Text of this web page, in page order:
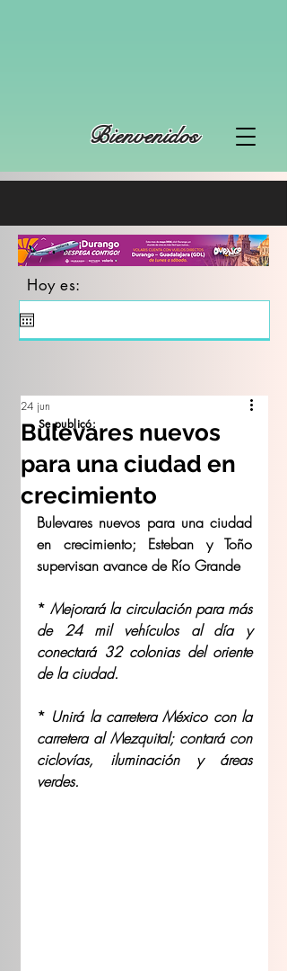
Bienvenidos
Hoy es:
Bulevares nuevos
para una ciudad en
crecimiento
24 jun
Bulevares nuevos para una ciudad
en crecimiento; Esteban y Toño
supervisan avance de Río Grande
* Mejorará la circulación para más
de 24 mil vehículos al día y
conectará 32 colonias del oriente
de la ciudad.
* Unirá la carretera México con la
carretera al Mezquital; contará con
ciclovías, iluminación y áreas
verdes.
Se publicó: